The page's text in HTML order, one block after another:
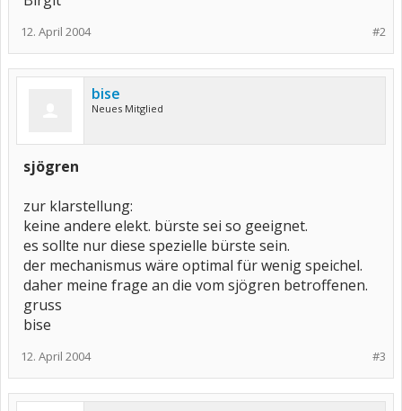
#2
12. April 2004
bise
Neues Mitglied
sjögren
zur klarstellung:
keine andere elekt. bürste sei so geeignet.
es sollte nur diese spezielle bürste sein.
der mechanismus wäre optimal für wenig speichel.
daher meine frage an die vom sjögren betroffenen.
gruss
bise
#3
12. April 2004